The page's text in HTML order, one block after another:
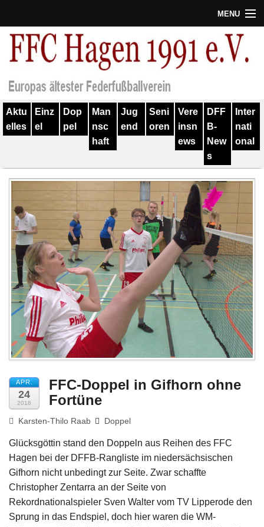
MENU
Termine
Verein
Geschichte
Training
Kontakt
Links
Impressum
Aktu
elles
Einz
el
Dop
pel
Man
nsc
haft
Jug
end
Seni
oren
Vere
insn
ews
DFF
B-
New
s
Inter
nati
onal
APR.
24
2018
FFC-Doppel in Gifhorn ohne
Fortüne
Karsten-Thilo Raab Doppel
Glücksgöttin stand den Doppeln aus Reihen des FFC
Hagen bei der DFFB-Rangliste im niedersächsischen
Gifhorn nicht unbedingt zur Seite. Zwar schaffte
Christopher Zentarra an der Seite von
Rekordnationalspieler Sven Walter vom TV Lipperode den
Sprung in das Endspiel, doch hier waren die WM-